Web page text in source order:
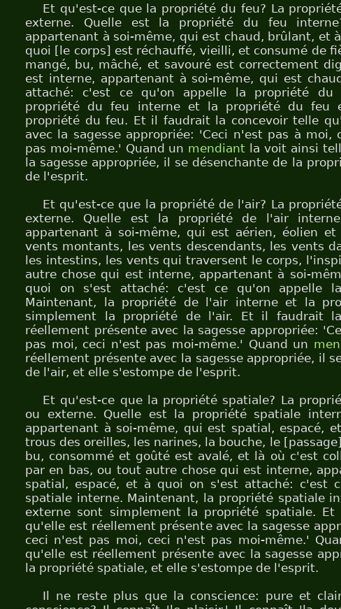
Et qu'est-ce que la propriété du feu? La
externe. Quelle est la propriété du feu
appartenant à soi-même, qui est chaud, brûlant, et
quoi [le corps] est réchauffé, vieilli, et consumé de
mangé, bu, mâché, et savouré est correctement
est interne, appartenant à soi-même, qui est
attaché: c'est ce qu'on appelle la propriété du
propriété du feu interne et la propriété du feu
propriété du feu. Et il faudrait la concevoir telle
avec la sagesse appropriée: 'Ceci n'est pas à
pas moi-même.' Quand un mendiant la voit ainsi
la sagesse appropriée, il se désenchante de la
de l'esprit.
Et qu'est-ce que la propriété de l'air? La
externe. Quelle est la propriété de l'air
appartenant à soi-même, qui est aérien, éolien
vents montants, les vents descendants, les vents
les intestins, les vents qui traversent le corps,
autre chose qui est interne, appartenant à soi-
quoi on s'est attaché: c'est ce qu'on appelle
Maintenant, la propriété de l'air interne et la
simplement la propriété de l'air. Et il faudrait
réellement présente avec la sagesse appropriée:
pas moi, ceci n'est pas moi-même.' Quand un
réellement présente avec la sagesse appropriée, il
de l'air, et elle s'estompe de l'esprit.
Et qu'est-ce que la propriété spatiale? La
ou externe. Quelle est la propriété spatiale
appartenant à soi-même, qui est spatial, espacé,
trous des oreilles, les narines, la bouche, le
bu, consommé et goûté est avalé, et là où c'est
par en bas, ou tout autre chose qui est interne,
spatial, espacé, et à quoi on s'est attaché: c'est
spatiale interne. Maintenant, la propriété spatiale
externe sont simplement la propriété spatiale.
qu'elle est réellement présente avec la sagesse
ceci n'est pas moi, ceci n'est pas moi-même.'
qu'elle est réellement présente avec la sagesse
la propriété spatiale, et elle s'estompe de l'esprit.
Il ne reste plus que la conscience: pure et